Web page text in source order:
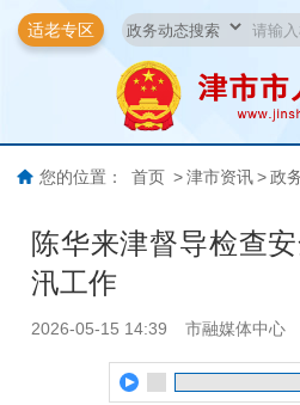
适老专区
您的位置： 首页 > 津市资讯 > 政
陈华来津督导检查
汛工作
2026-05-15 14:39 市融媒体中心